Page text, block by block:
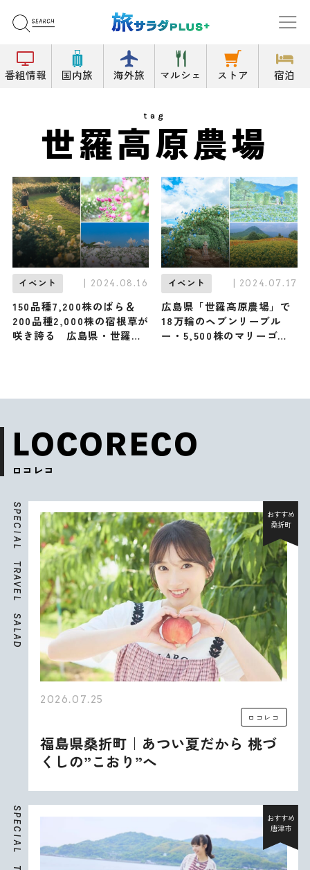
番組情報 国内旅 海外旅 マルシェ ストア 宿泊
tag
世羅高原農場
イベント | 2024.08.16
150品種7,200株のばら＆
200品種2,000株の宿根草が
咲き誇る 広島県・世羅高
イベント | 2024.07.17
広島県「世羅高原農場」で
18万輪のヘブンリーブル
ー・5,500株のマリーゴー
LOCORECO
ロコレコ
S
P
E
C
I
A
L
T
R
A
V
E
L
S
A
L
A
D
おすすめ
桑折町
2026.07.25
ロコレコ
福島県桑折町｜あつい夏だから 桃づ
くしの”こおり”へ
S
P
E
C
I
A
L
T
おすすめ
唐津市